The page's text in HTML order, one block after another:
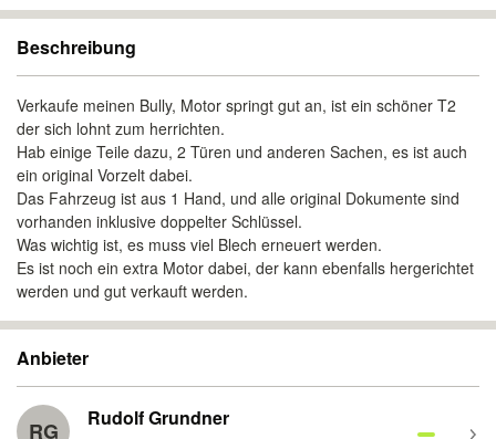
Beschreibung
Verkaufe meinen Bully, Motor springt gut an, ist ein schöner T2
der sich lohnt zum herrichten.
Hab einige Teile dazu, 2 Türen und anderen Sachen, es ist auch
ein original Vorzelt dabei.
Das Fahrzeug ist aus 1 Hand, und alle original Dokumente sind
vorhanden inklusive doppelter Schlüssel.
Was wichtig ist, es muss viel Blech erneuert werden.
Es ist noch ein extra Motor dabei, der kann ebenfalls hergerichtet
werden und gut verkauft werden.
Anbieter
RG Rudolf Grundner